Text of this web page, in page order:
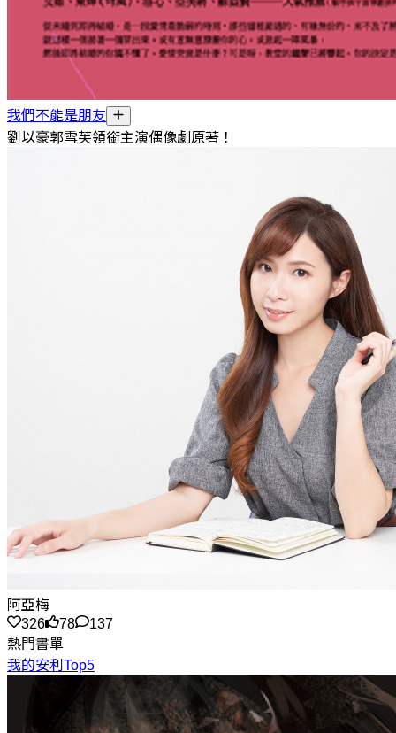
我們不能是朋友
劉以豪郭雪芙領銜主演偶像劇原著！
阿亞梅
326
78
137
熱門書單
我的安利Top5